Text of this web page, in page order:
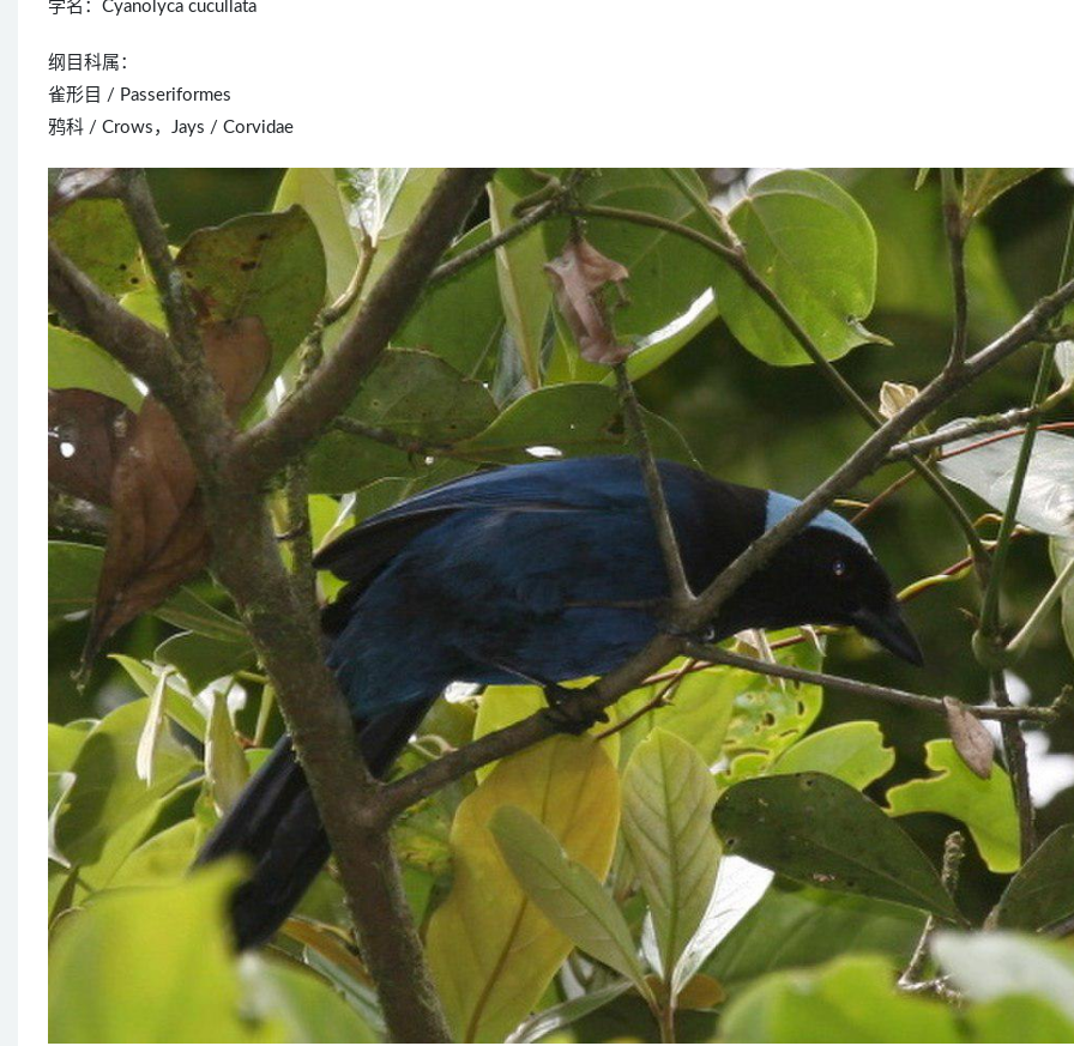
学名：Cyanolyca cucullata
纲目科属：
雀形目 / Passeriformes
鸦科 / Crows，Jays / Corvidae